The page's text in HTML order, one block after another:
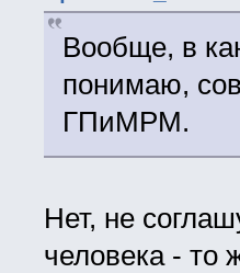
Вообще, в
понимаю,
ГПиМРМ.
Нет, не
человека - то